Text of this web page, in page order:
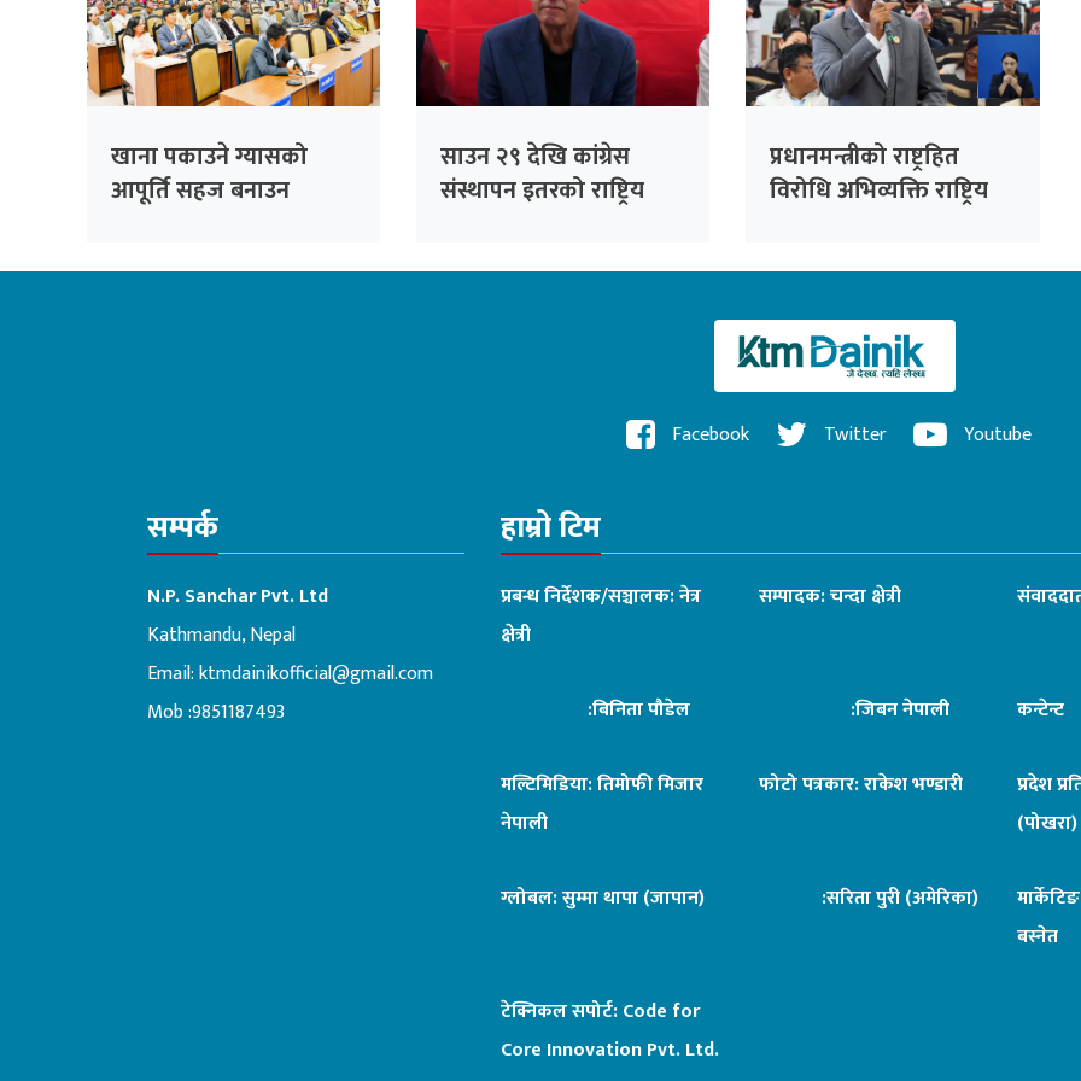
खाना पकाउने ग्यासको
आपूर्ति सहज बनाउन
साउन २९ देखि कांग्रेस
संस्थापन इतरको राष्ट्रिय
प्रधानमन्त्रीको राष्ट्रहित
विरोधि अभिव्यक्ति राष्ट्रिय
Facebook Twitter Youtube
सम्पर्क
N.P. Sanchar Pvt. Ltd
Kathmandu, Nepal
Email:ktmdainikofficial@gmail.com
Mob :9851187493
हाम्रो टिम
प्रबन्ध निर्देशक/सञ्चालक: नेत्र
क्षेत्री
सम्पादक: चन्दा क्षेत्री
:बिनिता पौडेल :जिबन नेपाली
मल्टिमिडिया: तिमोफी मिजार
नेपाली
फोटो पत्रकार: राकेश भण्डारी
प्रदेश
(पोखरा)
ग्लोबल: सुम्मा थापा (जापान) :सरिता पुरी (अमेरिका)
बस्नेत
टेक्निकल सपोर्ट:Code for
Core Innovation Pvt. Ltd.